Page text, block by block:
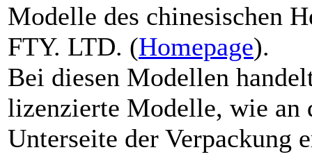
Modelle des chinesischen
FTY. LTD. (Homepage).
Bei diesen Modellen
lizenzierte Modelle, wie an
Unterseite der Verpackung